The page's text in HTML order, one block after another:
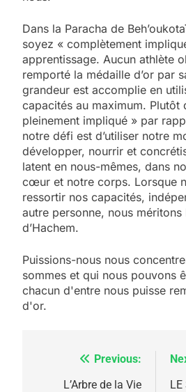
Dans la Paracha de
soyez « complètement
apprentissage. Aucun athlète
remporté la médaille d’or par
grandeur est accomplie en
capacités au maximum. Plutôt
pleinement impliqué » par
notre défi est d’utiliser notre
développer, nourrir et
latent en nous-mêmes, dans
cœur et notre corps. Lorsque
ressortir nos capacités,
autre personne, nous
d’Hachem.
Puissions-nous nous
sommes et qui nous pouvons
chacun d'entre nous puisse
d'or.
NavigationPrevious:
L’Arbre de la Vie
LE